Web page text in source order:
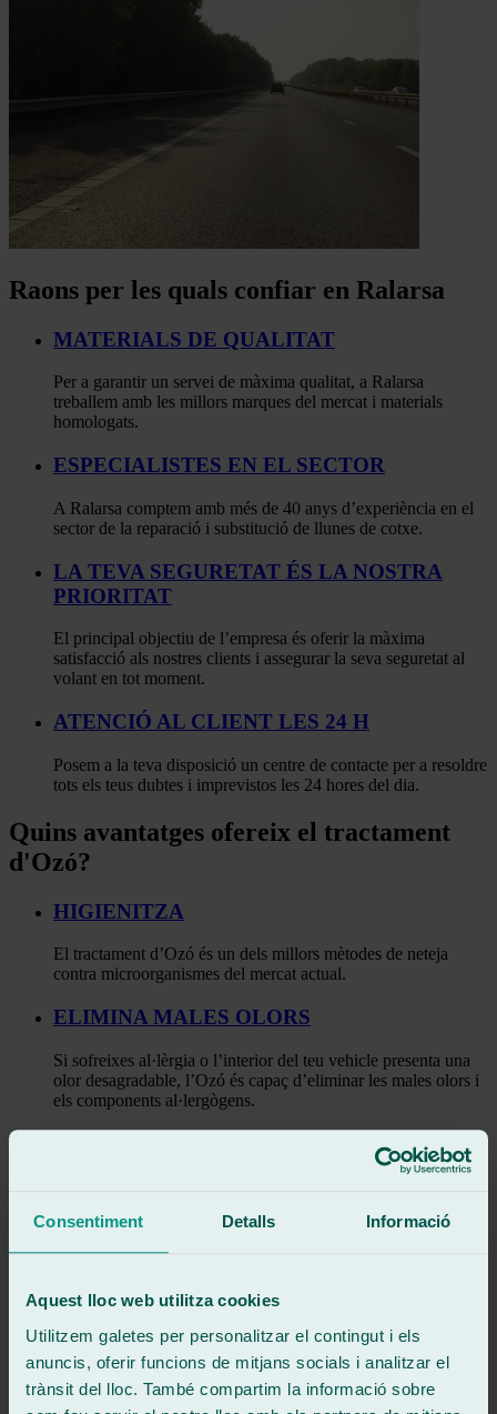
Consentiment Detalls Informació
Aquest lloc web utilitza cookies
Utilitzem galetes per personalitzar el contingut i els
anuncis, oferir funcions de mitjans socials i analitzar el
trànsit del lloc. També compartim la informació sobre
Raons per les quals confiar en Ralarsa
MATERIALS DE QUALITAT
Per a garantir un servei de màxima qualitat, a Ralarsa
treballem amb les millors marques del mercat i materials
homologats.
ESPECIALISTES EN EL SECTOR
A Ralarsa comptem amb més de 40 anys d’experiència en el
sector de la reparació i substitució de llunes de cotxe.
LA TEVA SEGURETAT ÉS LA NOSTRA
PRIORITAT
El principal objectiu de l’empresa és oferir la màxima
satisfacció als nostres clients i assegurar la seva seguretat al
volant en tot moment.
ATENCIÓ AL CLIENT LES 24 H
Posem a la teva disposició un centre de contacte per a resoldre
tots els teus dubtes i imprevistos les 24 hores del dia.
Quins avantatges ofereix el tractament
d'Ozó?
HIGIENITZA
El tractament d’Ozó és un dels millors mètodes de neteja
contra microorganismes del mercat actual.
ELIMINA MALES OLORS
Si sofreixes al·lèrgia o l’interior del teu vehicle presenta una
olor desagradable, l’Ozó és capaç d’eliminar les males olors i
els components al·lergògens.
RESPECTA EL MEDI AMBIENT
El tractament d’Ozó aconsegueix netejar tota la superfície del
vehicle sense contaminar ni deixar residus perjudicials per al
medi ambient.
Canviar parabrisa del cotxe